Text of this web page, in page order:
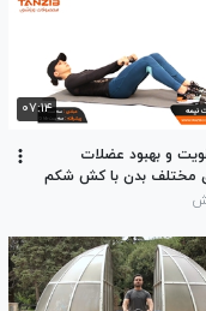
۰۷:۱۴
و بهبود عضلات
مختلف بدن با کش شکم